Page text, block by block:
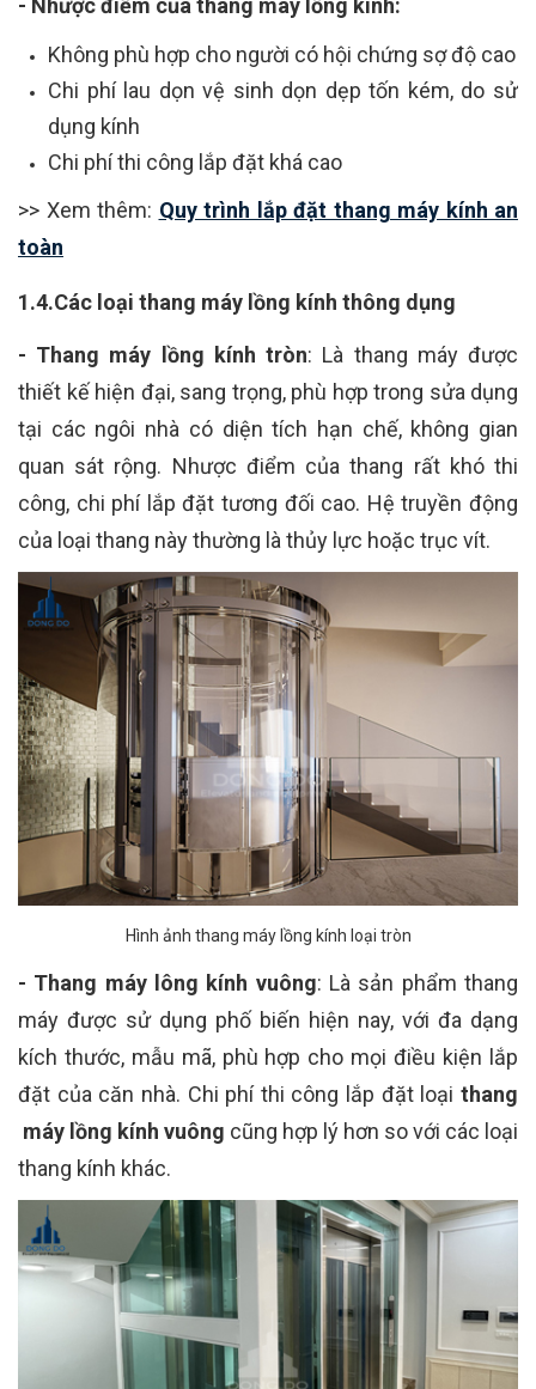
- Nhược điểm của thang máy lồng kính:
Không phù hợp cho người có hội chứng sợ độ cao
Chi phí lau dọn vệ sinh dọn dẹp tốn kém, do sử
dụng kính
Chi phí thi công lắp đặt khá cao
>> Xem thêm: Quy trình lắp đặt thang máy kính an
toàn
1.4.Các loại thang máy lồng kính thông dụng
- Thang máy lồng kính tròn: Là thang máy được
thiết kế hiện đại, sang trọng, phù hợp trong sửa dụng
tại các ngôi nhà có diện tích hạn chế, không gian
quan sát rộng. Nhược điểm của thang rất khó thi
công, chi phí lắp đặt tương đối cao. Hệ truyền động
của loại thang này thường là thủy lực hoặc trục vít.
Hình ảnh thang máy lồng kính loại tròn
- Thang máy lông kính vuông: Là sản phẩm thang
máy được sử dụng phố biến hiện nay, với đa dạng
kích thước, mẫu mã, phù hợp cho mọi điều kiện lắp
đặt của căn nhà. Chi phí thi công lắp đặt loại thang
máy lồng kính vuông cũng hợp lý hơn so với các loại
thang kính khác.